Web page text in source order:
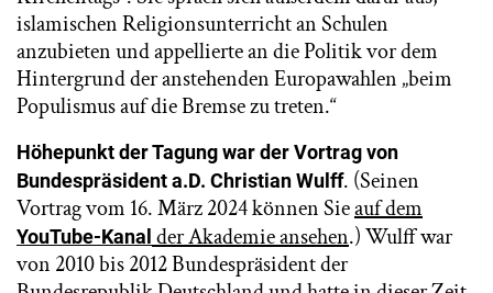
islamischen Religionsunterricht an Schulen
anzubieten und appellierte an die Politik vor dem
Hintergrund der anstehenden Europawahlen „beim
Populismus auf die Bremse zu treten.“
Höhepunkt der Tagung war der Vortrag von
Bundespräsident a.D. Christian Wulff. (Seinen
Vortrag vom 16. März 2024 können Sieauf dem
YouTube-Kanal der Akademie ansehen.) Wulff war
von 2010 bis 2012 Bundespräsident der